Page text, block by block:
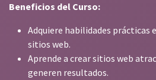
Beneficios del Curso:
Adquiere habilidades prácticas
sitios web.
Aprende a crear sitios web
generen resultados.